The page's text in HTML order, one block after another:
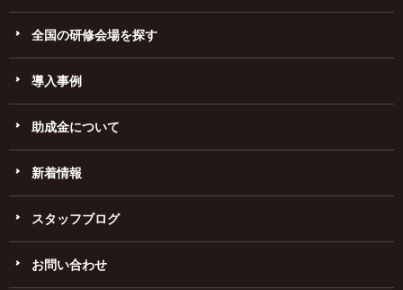
全国の研修会場を探す
導入事例
助成金について
新着情報
スタッフブログ
お問い合わせ